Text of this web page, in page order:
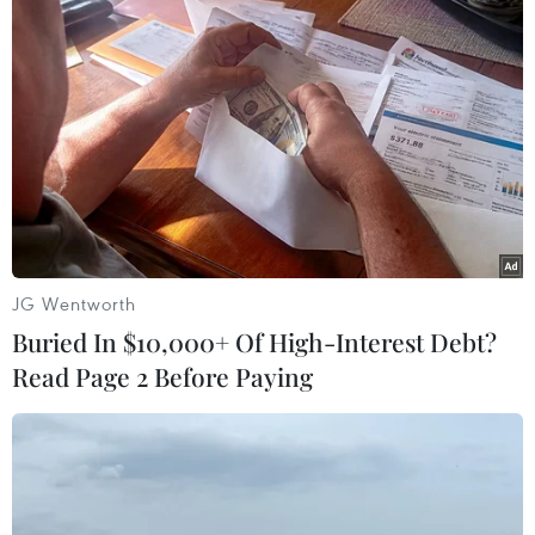
Theo dõi VietnamPlus
TIN LIÊN QUAN
JG Wentworth
Buried In $10,000+ Of High-Interest Debt?
Read Page 2 Before Paying